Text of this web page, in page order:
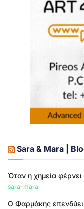
Sara & Mara |
Όταν η χημεία
sara-mara
Ο Φαρμάκης επενδύει